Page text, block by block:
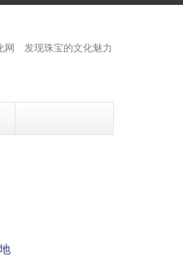
网 发现珠宝的文化魅力